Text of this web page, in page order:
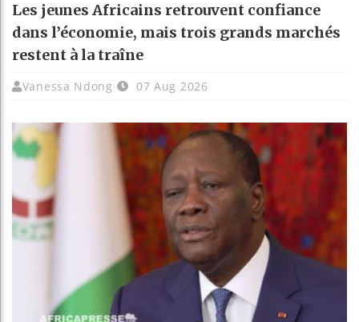
Les jeunes Africains retrouvent confiance
dans l’économie, mais trois grands marchés
restent à la traîne
Vanessa Ndong 07 Aug 2026